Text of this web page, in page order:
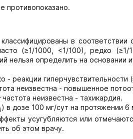
противопоказано.
в
(≥1/1000, <1/100), редко
нельзя определить на
- реакции гиперчувствительности
неизвестна - повышенное
частота неизвестна - тахикардия.
) в дозе 100 мг/сут на протяжении
усугубляются или
об этом врачу.